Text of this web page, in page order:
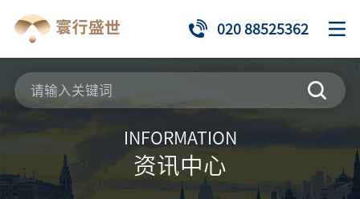
020 88525362
INFORMATION
资讯中心